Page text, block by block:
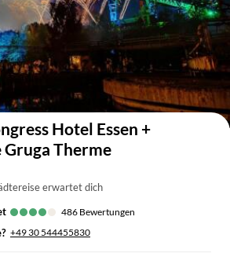
Auf der Karte anzeigen
Hotel Essen +
Therme
erwartet dich
486 Bewertungen
+49 30 544455830